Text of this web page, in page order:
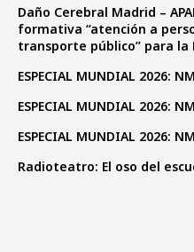
Daño Cerebral Madrid –
formativa “atención a
transporte público” para la
ESPECIAL MUNDIAL 2026:
ESPECIAL MUNDIAL 2026:
ESPECIAL MUNDIAL 2026:
Radioteatro: El oso del